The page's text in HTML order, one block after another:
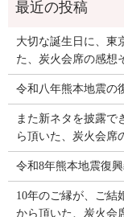
大切な誕生日に、東
た、炭火会席の感想
令和八年熊本地震の
また新ネタを披露で
ら頂いた、炭火会席
令和8年熊本地震復
10年のご縁が、ご結
から頂いた、炭火会